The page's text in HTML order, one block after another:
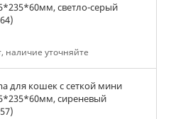
светло-серый
наличие уточняйте
для кошек c сеткой мини
сиреневый